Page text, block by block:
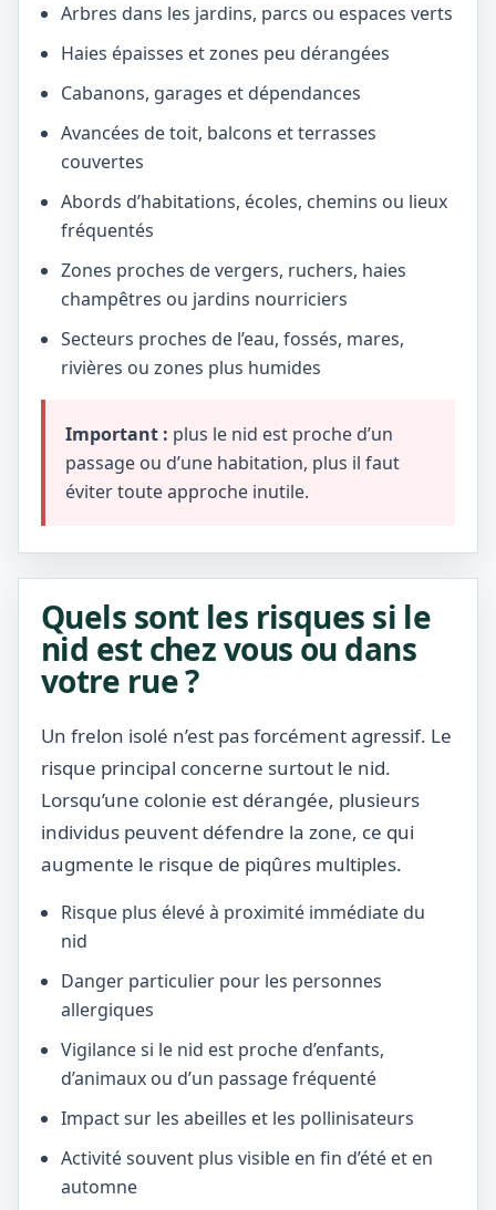
Arbres dans les jardins, parcs ou espaces verts
Haies épaisses et zones peu dérangées
Cabanons, garages et dépendances
Avancées de toit, balcons et terrasses
couvertes
Abords d’habitations, écoles, chemins ou lieux
fréquentés
Zones proches de vergers, ruchers, haies
champêtres ou jardins nourriciers
Secteurs proches de l’eau, fossés, mares,
rivières ou zones plus humides
Important : plus le nid est proche d’un
passage ou d’une habitation, plus il faut
éviter toute approche inutile.
Quels sont les risques si le
nid est chez vous ou dans
votre rue ?
Un frelon isolé n’est pas forcément agressif. Le
risque principal concerne surtout le nid.
Lorsqu’une colonie est dérangée, plusieurs
individus peuvent défendre la zone, ce qui
augmente le risque de piqûres multiples.
Risque plus élevé à proximité immédiate du
nid
Danger particulier pour les personnes
allergiques
Vigilance si le nid est proche d’enfants,
d’animaux ou d’un passage fréquenté
Impact sur les abeilles et les pollinisateurs
Activité souvent plus visible en fin d’été et en
automne